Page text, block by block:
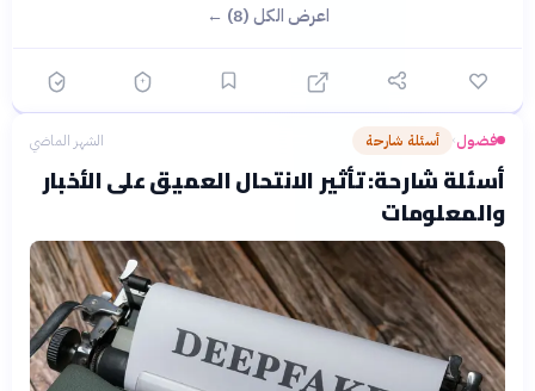
اعرض الكل (8) ←
فضول› أسئلة شارحة الشهر الماضي
أسئلة شارحة: تأثير الانتحال العميق على الأخبار
والمعلومات